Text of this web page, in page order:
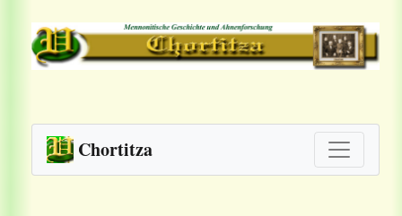
Chortitza